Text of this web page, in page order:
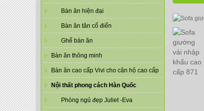
Bàn ăn hiện đại
Bàn ăn tân cổ điển
Ghế bàn ăn
Bàn ăn thông minh
Bàn ăn cao cấp Vivi cho căn hộ cao cấp
Nội thất phong cách Hàn Quốc
Phòng ngủ đẹp Juliet -Eva